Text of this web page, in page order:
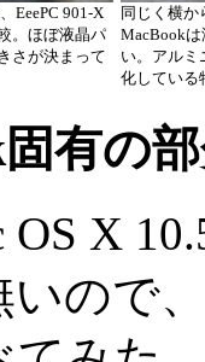
EeePC 901-X
。ほぼ液晶パ
さが決まって
同じく横
MacBook
い。アルミ
化している
有の
X
ので